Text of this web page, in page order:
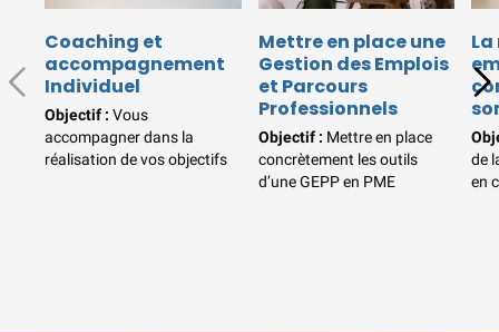
Environnement Développement
Durable en alternance :
participez à nos réunions
d’information
|
Prenez
RDV :Notre équipe commerciale
est à votre écoute
|
Coaching et
accompagnement
Individuel
Objectif : Vous
accompagner dans la
réalisation de vos objectifs
Mettre en place une
Gestion des Emplois
et Parcours
Professionnels
Objectif : Mettre en place
concrètement les outils
d’une GEPP en PME
de
en